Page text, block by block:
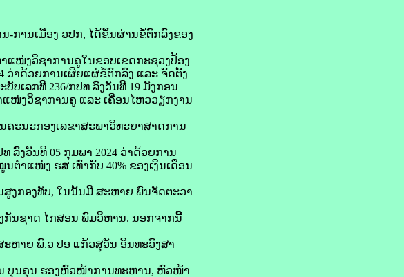
ານເມືອງ ວປກ, ໄດ້ຂຶ້ນຜ່ານຂໍ້ຕົກລົງຂອງ
ຳແໜ່ງວິຊາການຄູໃນຂອບເຂດກະຊວງປ້ອງ
ວ່າດ້ວຍການເຜີຍແຜ່ຂໍ້ຕົກລົງ ແລະ ຈັດຕັ້ງ
ບເລກທີ 236/ກປທ ລົງວັນທີ 19 ມັງກອນ
ໜ່ງວິຊາການຄູ ແລະ ເຄື່ອນໄຫວວຽກງານ
ຄະນະກອງເລຂາສະພາວິທະຍາສາດການ
ລົງວັນທີ 05 ກຸມພາ 2024 ວ່າດ້ວຍການ
ຳແໜ່ງ ຮສ ເທົ່າກັບ 40% ຂອງເງີນເດືອນ
ງກອງທັບ, ໃນນັ້ນມີ ສະຫາຍ ພົນຈັດຕະວາ
ນຊາດ ໄກສອນ ພົມວິຫານ. ນອກຈາກນີ້
ຫາຍ ພົ.ວ ປອ ແກ້ວສຸວັນ ອິນທະວົງສາ
ບຸນຄຸນ ຮອງຫົວໜ້າການທະຫານ, ຫົວໜ້າ